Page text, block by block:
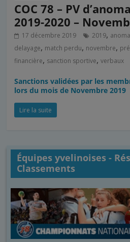
COC 78 – PV
2019-2020 –
17 décembre 2019 2019,
delayage, match perdu, novembre,
financière, sanction sportive,verbaux
Sanctions validées par les
lors du mois de Novembre 2019
Lire la suite
Équipes yvelinoises -
Classements